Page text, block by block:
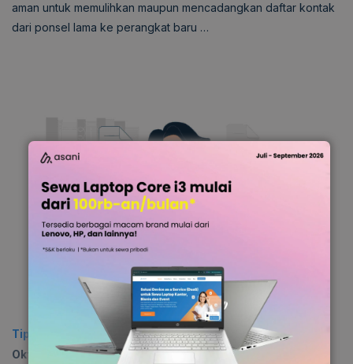
aman untuk memulihkan maupun mencadangkan daftar kontak
dari ponsel lama ke perangkat baru …
Tips & Trick Diposting:30 Oktober 2024 |Diperbarui:
Oktober 2025
0